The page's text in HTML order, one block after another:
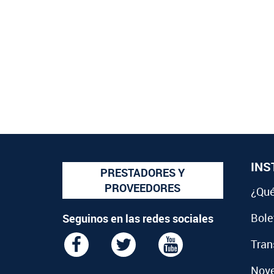
PRESTADORES Y
PROVEEDORES
Seguinos en las redes sociales